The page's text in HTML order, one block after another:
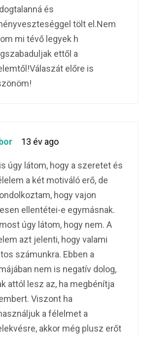
és
tölt el.Nem
mi tévő legyek h
ettől a
előre is
13 év ago
úgy látom, hogy a szeretet és
a két motiváló erő, de
hogy vajon
ellentétei-e egymásnak.
úgy látom, hogy nem. A
azt jelenti, hogy valami
számunkra. Ebben a
nem is negatív dolog,
attól lesz az, ha megbénítja
Viszont ha
a félelmet a
akkor még plusz erőt